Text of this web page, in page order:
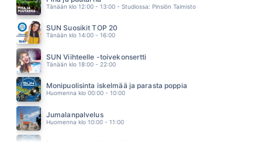
WHITNEY HOUSTON
IHMEENI
REINO NORDIN
Tänään klo 12:00 - 13:00 - Studiossa: Pinsiön Taimisto
SUN Suosikit TOP 20
Tänään klo 14:00 - 16:00
SUN Viihteelle -toivekonsertti
Tänään klo 18:00 - 22:00
Monipuolisinta iskelmää ja parasta poppia
Huomenna klo 00:00 - 10:00
Jumalanpalvelus
Huomenna klo 10:00 - 11:00